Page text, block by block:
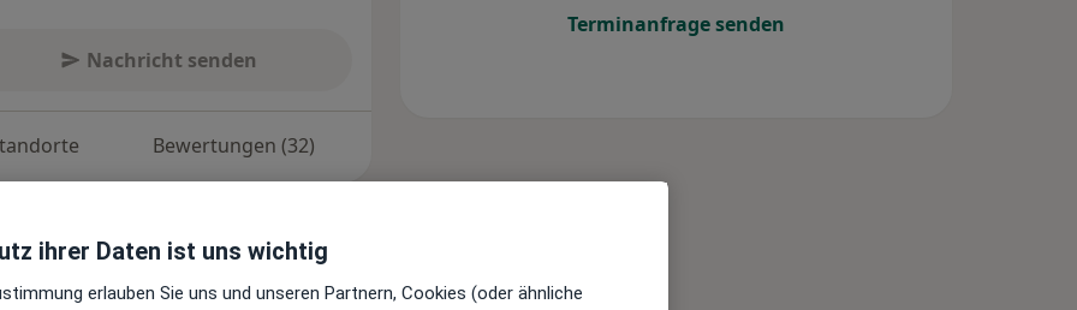
Nachricht senden
Bewertungen (32)
Terminanfrage senden
ihrer Daten ist uns wichtig
erlauben Sie uns und unseren Partnern, Cookies (oder ähnliche